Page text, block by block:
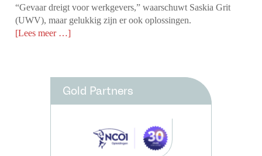
“Gevaar dreigt voor werkgevers,” waarschuwt Saskia Grit
(UWV), maar gelukkig zijn er ook oplossingen.
[Lees meer …]
Gold Partners